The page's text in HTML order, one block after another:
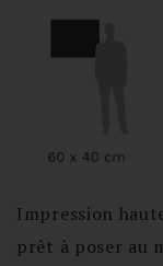
Impression
prêt à poser au